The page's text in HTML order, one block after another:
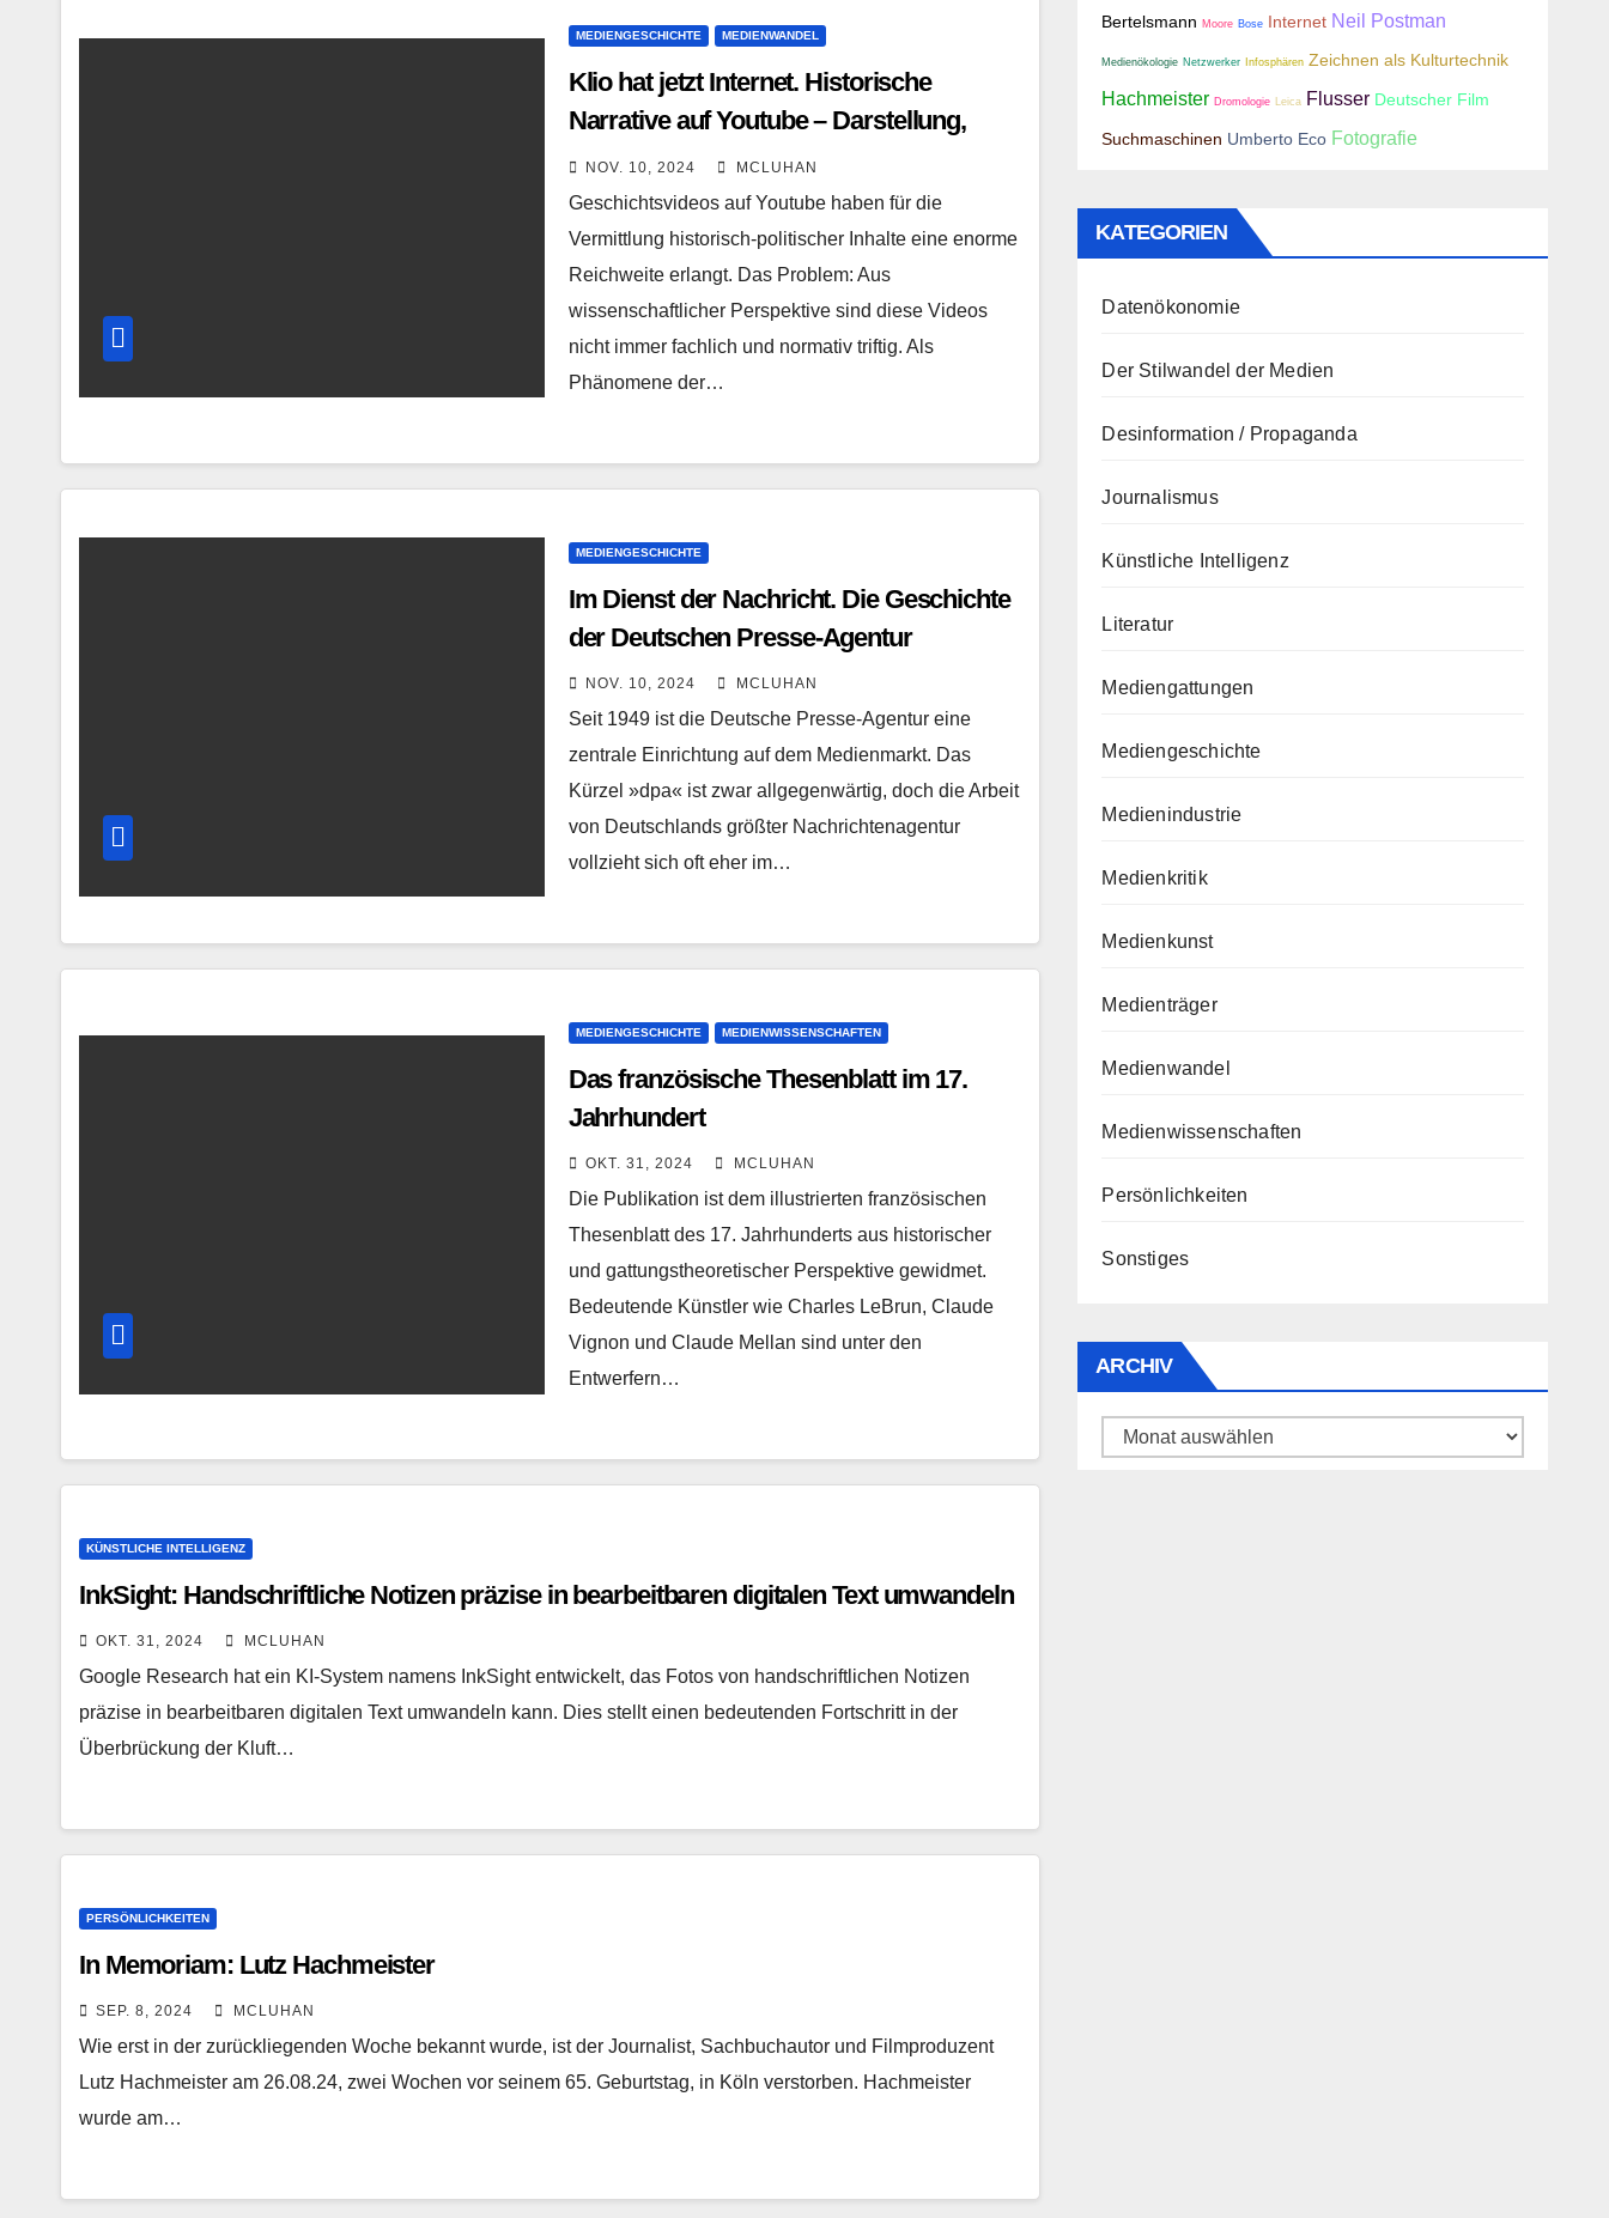
MEDIENGESCHICHTE MEDIENWANDEL
Klio hat jetzt Internet. Historische
Narrative auf Youtube – Darstellung,
Inszenierung, Aushandlung
NOV. 10, 2024 MCLUHAN
Geschichtsvideos auf Youtube haben für die
Vermittlung historisch-politischer Inhalte eine enorme
Reichweite erlangt. Das Problem: Aus
wissenschaftlicher Perspektive sind diese Videos
nicht immer fachlich und normativ triftig. Als
Phänomene der…
MEDIENGESCHICHTE
Im Dienst der Nachricht. Die Geschichte
der Deutschen Presse-Agentur
NOV. 10, 2024 MCLUHAN
Seit 1949 ist die Deutsche Presse-Agentur eine
zentrale Einrichtung auf dem Medienmarkt. Das
Kürzel »dpa« ist zwar allgegenwärtig, doch die Arbeit
von Deutschlands größter Nachrichtenagentur
vollzieht sich oft eher im…
MEDIENGESCHICHTE MEDIENWISSENSCHAFTEN
Das französische Thesenblatt im 17.
Jahrhundert
OKT. 31, 2024 MCLUHAN
Die Publikation ist dem illustrierten französischen
Thesenblatt des 17. Jahrhunderts aus historischer
und gattungstheoretischer Perspektive gewidmet.
Bedeutende Künstler wie Charles LeBrun, Claude
Vignon und Claude Mellan sind unter den
Entwerfern…
KÜNSTLICHE INTELLIGENZ
InkSight: Handschriftliche Notizen präzise in bearbeitbaren digitalen Text umwandeln
OKT. 31, 2024 MCLUHAN
Google Research hat ein KI-System namens InkSight entwickelt, das Fotos von handschriftlichen Notizen
präzise in bearbeitbaren digitalen Text umwandeln kann. Dies stellt einen bedeutenden Fortschritt in der
Überbrückung der Kluft…
PERSÖNLICHKEITEN
In Memoriam: Lutz Hachmeister
SEP. 8, 2024 MCLUHAN
Wie erst in der zurückliegenden Woche bekannt wurde, ist der Journalist, Sachbuchautor und Filmproduzent
Lutz Hachmeister am 26.08.24, zwei Wochen vor seinem 65. Geburtstag, in Köln verstorben. Hachmeister
wurde am…
Bertelsmann Moore Bose Internet Neil Postman
Medienökologie Netzwerker Infosphären Zeichnen als Kulturtechnik
Hachmeister Dromologie Leica Flusser Deutscher Film
Suchmaschinen Umberto Eco Fotografie
KATEGORIEN
Datenökonomie
Der Stilwandel der Medien
Desinformation / Propaganda
Journalismus
Künstliche Intelligenz
Literatur
Mediengattungen
Mediengeschichte
Medienindustrie
Medienkritik
Medienkunst
Medienträger
Medienwandel
Medienwissenschaften
Persönlichkeiten
Sonstiges
ARCHIV
Archiv